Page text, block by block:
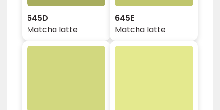
645D
Matcha latte
645E
Matcha latte